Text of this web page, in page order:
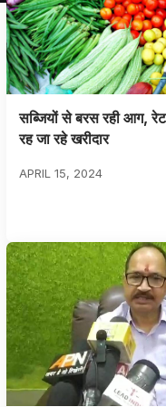
सब्जियों से बरस रही आग,
रह जा रहे खरीदार
APRIL 15, 2024